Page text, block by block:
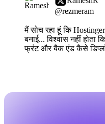
@rezmeram
मैं सोच रहा हूं कि
बनाई... विश्वास नहीं होता
फ्रंट और बैक एंड कैसे